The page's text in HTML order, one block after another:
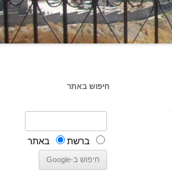
חיפוש באתר
ברשת באתר